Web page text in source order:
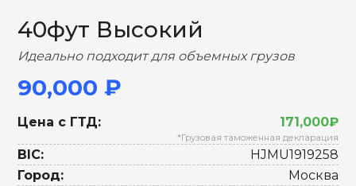
40фут Высокий
Идеально подходит для объемных грузов
90,000 ₽
Цена с ГТД: 171,000₽
*Грузовая таможенная декларация
BIC:
HJMU1919258
Город:
Москва